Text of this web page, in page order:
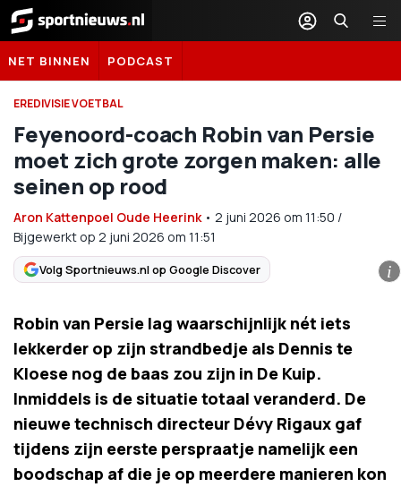
Sportnieuws.nl
NET BINNEN PODCAST
EREDIVISIE VOETBAL
Feyenoord-coach Robin van Persie
moet zich grote zorgen maken: alle
seinen op rood
Aron Kattenpoel Oude Heerink• 2 juni 2026 om 11:50 /
Bijgewerkt op 2 juni 2026 om 11:51
Volg Sportnieuws.nl op Google Discover i
Robin van Persie lag waarschijnlijk nét iets
lekkerder op zijn strandbedje als Dennis te
Kloese nog de baas zou zijn in De Kuip.
Inmiddels is de situatie totaal veranderd. De
nieuwe technisch directeur Dévy Rigaux gaf
tijdens zijn eerste perspraatje namelijk een
boodschap af die je op meerdere manieren kon